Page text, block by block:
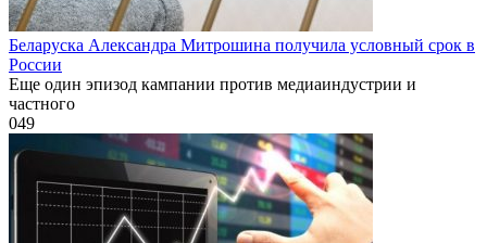
Беларуска Александра Митрошина получила условный срок в
России
Еще один эпизод кампании против медиаиндустрии и
частного
049